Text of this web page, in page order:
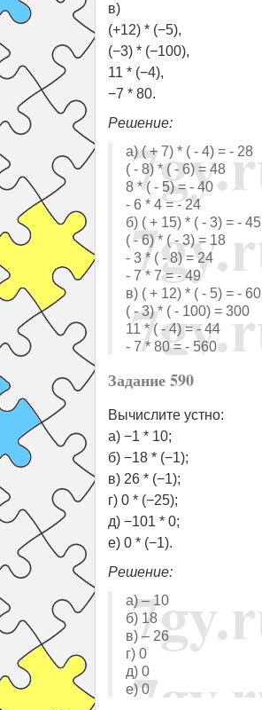
в)
(+12) * (−5),
(−3) * (−100),
11 * (−4),
−7 * 80.
Решение:
а) ( + 7) * ( - 4) = - 28
( - 8) * ( - 6) = 48
8 * ( - 5) = - 40
- 6 * 4 = - 24
б) ( + 15) * ( - 3) = - 45
( - 6) * ( - 3) = 18
- 3 * ( - 8) = 24
- 7 * 7 = - 49
в) ( + 12) * ( - 5) = - 60
( - 3) * ( - 100) = 300
11 * ( - 4) = - 44
- 7 * 80 = - 560
Задание 590
Вычислите устно:
а) −1 * 10;
б) −18 * (−1);
в) 26 * (−1);
г) 0 * (−25);
д) −101 * 0;
е) 0 * (−1).
Решение:
а) – 10
б) 18
в) – 26
г) 0
д) 0
е) 0